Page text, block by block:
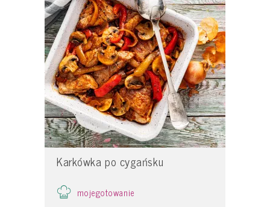
Karkówka po cygańsku
mojegotowanie